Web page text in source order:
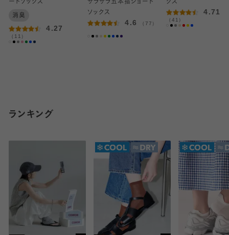
ートソックス
消臭
4.27
（11）
サラサラ五本指ショート
ソックス
4.6 （77）
クス
4.71
（41）
ランキング